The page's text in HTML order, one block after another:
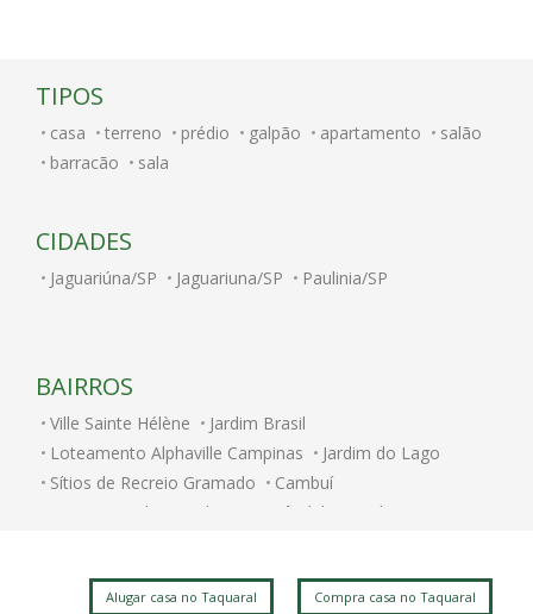
TIPOS
casa terreno prédio galpão apartamento
salão
barracão
sala
CIDADES
Jaguariúna/SP Jaguariuna/SP Paulinia/SP
BAIRROS
Ville Sainte Hélène
Jardim Brasil
Loteamento Alphaville Campinas
Jardim do Lago
Sítios de Recreio Gramado
Cambuí
Parque Rural Fazenda Santa Cândida
Jardim Conceicao
Jardim dos Oliveiras
Jardim do Trevo
Alugar casa no Taquaral Compra casa no Taquaral